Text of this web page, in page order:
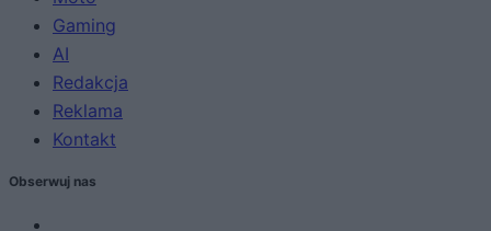
Gaming
AI
Redakcja
Reklama
Kontakt
Obserwuj nas